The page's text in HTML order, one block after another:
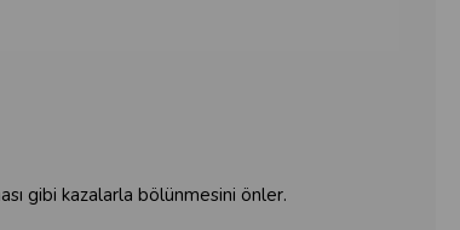
gibi kazalarla bölünmesini önler.